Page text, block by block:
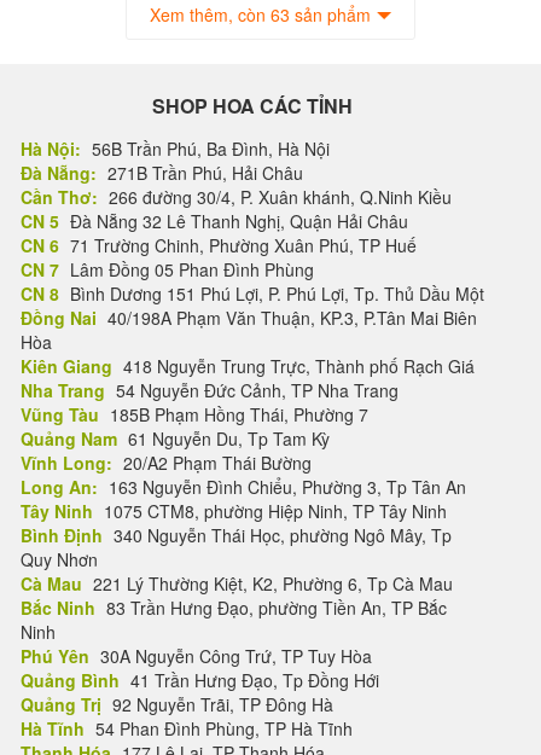
Xem thêm, còn 63 sản phẩm
SHOP HOA CÁC TỈNH
Hà Nội: 56B Trần Phú, Ba Đình, Hà Nội
Đà Nẵng: 271B Trần Phú, Hải Châu
Cần Thơ: 266 đường 30/4, P. Xuân khánh, Q.Ninh Kiều
CN 5 Đà Nẵng 32 Lê Thanh Nghị, Quận Hải Châu
CN 6 71 Trường Chinh, Phường Xuân Phú, TP Huế
CN 7 Lâm Đồng 05 Phan Đình Phùng
CN 8 Bình Dương 151 Phú Lợi, P. Phú Lợi, Tp. Thủ Dầu Một
Đồng Nai 40/198A Phạm Văn Thuận, KP.3, P.Tân Mai Biên
Hòa
Kiên Giang 418 Nguyễn Trung Trực, Thành phố Rạch Giá
Nha Trang 54 Nguyễn Đức Cảnh, TP Nha Trang
Vũng Tàu 185B Phạm Hồng Thái, Phường 7
Quảng Nam 61 Nguyễn Du, Tp Tam Kỳ
Vĩnh Long: 20/A2 Phạm Thái Bường
Long An: 163 Nguyễn Đình Chiểu, Phường 3, Tp Tân An
Tây Ninh 1075 CTM8, phường Hiệp Ninh, TP Tây Ninh
Bình Định 340 Nguyễn Thái Học, phường Ngô Mây, Tp
Quy Nhơn
Cà Mau 221 Lý Thường Kiệt, K2, Phường 6, Tp Cà Mau
Bắc Ninh 83 Trần Hưng Đạo, phường Tiền An, TP Bắc
Ninh
Phú Yên 30A Nguyễn Công Trứ, TP Tuy Hòa
Quảng Bình 41 Trần Hưng Đạo, Tp Đồng Hới
Quảng Trị 92 Nguyễn Trãi, TP Đông Hà
Hà Tĩnh 54 Phan Đình Phùng, TP Hà Tĩnh